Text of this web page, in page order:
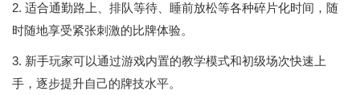
2. 适合通勤路上、排队等待、睡前放松等各种碎片化时间，随
时随地享受紧张刺激的比牌体验。
3. 新手玩家可以通过游戏内置的教学模式和初级场次快速上
手，逐步提升自己的牌技水平。